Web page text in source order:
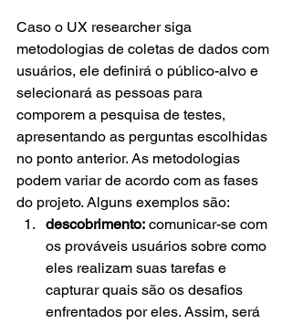
Caso o UX researcher siga
metodologias de coletas de dados com
usuários, ele definirá o público-alvo e
selecionará as pessoas para
comporem a pesquisa de testes,
apresentando as perguntas escolhidas
no ponto anterior. As metodologias
podem variar de acordo com as fases
do projeto. Alguns exemplos são:
descobrimento: comunicar-se com
os prováveis usuários sobre como
eles realizam suas tarefas e
capturar quais são os desafios
enfrentados por eles. Assim, será